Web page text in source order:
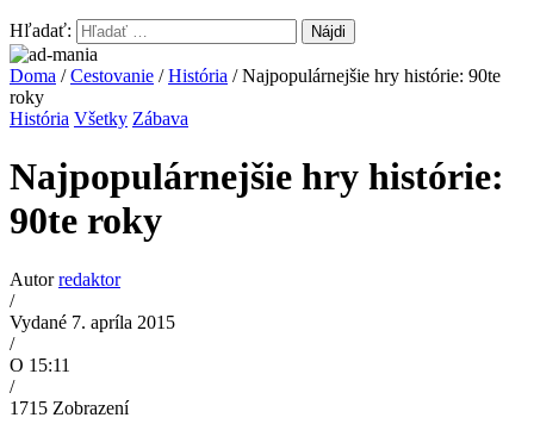
Hľadať:
Doma /Cestovanie /História / Najpopulárnejšie hry histórie: 90te
roky
História Všetky Zábava
Najpopulárnejšie hry histórie:
90te roky
Autorredaktor
/
Vydané 7. apríla 2015
/
O 15:11
/
1715 Zobrazení